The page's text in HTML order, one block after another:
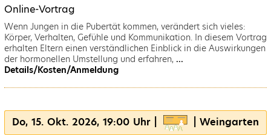
Online-Vortrag
Wenn Jungen in die Pubertät kommen, verändert sich vieles:
Körper, Verhalten, Gefühle und Kommunikation. In diesem Vortrag
erhalten Eltern einen verständlichen Einblick in die Auswirkungen
der hormonellen Umstellung und erfahren,...
Details/Kosten/Anmeldung
Do, 15. Okt. 2026, 19:00 Uhr | | Weingarten